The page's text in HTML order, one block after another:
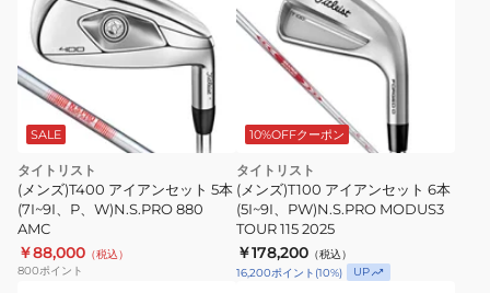
SALE
タイトリスト
(メンズ)T400 アイアンセット 5本
(7I~9I、P、W)N.S.PRO 880
AMC
￥88,000 （税込）
800ポイント
10%OFFクーポン
タイトリスト
(メンズ)T100 アイアンセット 6本
(5I~9I、PW)N.S.PRO MODUS3
TOUR 115 2025
￥178,200 （税込）
16,200ポイント (10%) UP